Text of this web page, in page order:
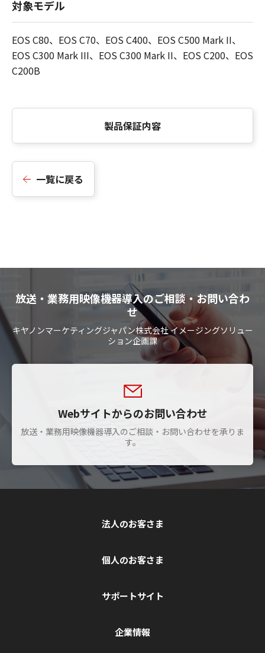
対象モデル
EOS C80、EOS C70、EOS C400、EOS C500 Mark II、
EOS C300 Mark III、EOS C300 Mark II、EOS C200、EOS
C200B
製品保証内容
一覧に戻る
放送・業務用映像機器導入のご相談・お問い合わ
せ
キヤノンマーケティングジャパン株式会社 イメージングソリュー
ション企画課
Webサイトからのお問い合わせ
放送・業務用映像機器導入のご相談・お問い合わせを承りま
す。
法人のお客さま
個人のお客さま
サポートサイト
企業情報